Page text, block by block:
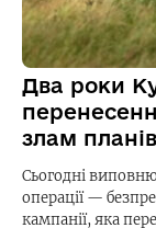
Два роки
злам
Сьогодні
операції —
кампанії, яка